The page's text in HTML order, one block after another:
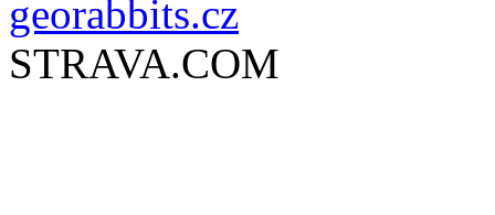
STRAVA.COM